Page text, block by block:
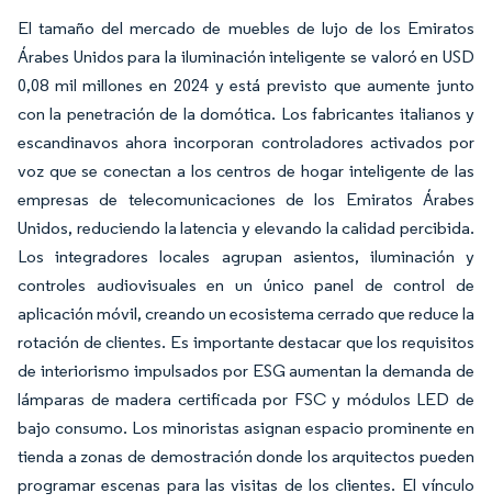
El tamaño del mercado de muebles de lujo de los Emiratos
Árabes Unidos para la iluminación inteligente se valoró en USD
0,08 mil millones en 2024 y está previsto que aumente junto
con la penetración de la domótica. Los fabricantes italianos y
escandinavos ahora incorporan controladores activados por
voz que se conectan a los centros de hogar inteligente de las
empresas de telecomunicaciones de los Emiratos Árabes
Unidos, reduciendo la latencia y elevando la calidad percibida.
Los integradores locales agrupan asientos, iluminación y
controles audiovisuales en un único panel de control de
aplicación móvil, creando un ecosistema cerrado que reduce la
rotación de clientes. Es importante destacar que los requisitos
de interiorismo impulsados por ESG aumentan la demanda de
lámparas de madera certificada por FSC y módulos LED de
bajo consumo. Los minoristas asignan espacio prominente en
tienda a zonas de demostración donde los arquitectos pueden
programar escenas para las visitas de los clientes. El vínculo